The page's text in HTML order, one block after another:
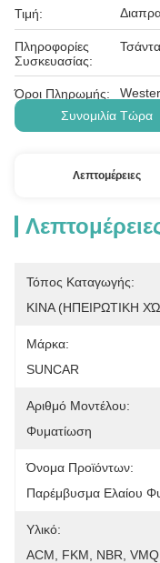
Τιμή:
Πληροφορίες
Συσκευασίας:
Όροι Πληρωμής:
Συνομιλία Τώρα
Λεπτομέρειες
Τόπος Καταγωγής:
ΚΙΝΑ (ΗΠΕΙΡΩΤΙΚΗ
Μάρκα:
SUNCAR
Αριθμό Μοντέλου:
Φυματίωση
Όνομα Προϊόντων:
Παρέμβυσμα Ελαίου
Υλικό:
ACM, FKM, NBR, VMQ